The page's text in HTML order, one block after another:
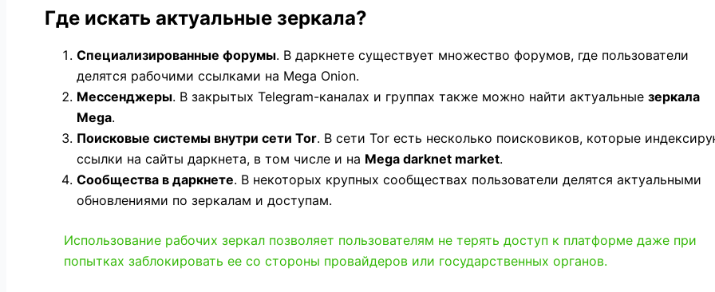
Где искать актуальные зеркала?
Специализированные форумы. В даркнете существует множество форумов, где пользователи
делятся рабочими ссылками на Mega Onion.
Мессенджеры. В закрытых Telegram-каналах и группах также можно найти актуальные зеркала
Mega.
Поисковые системы внутри сети Tor. В сети Tor есть несколько поисковиков, которые
ссылки на сайты даркнета, в том числе и на Mega darknet market.
Сообщества в даркнете. В некоторых крупных сообществах пользователи делятся актуальными
обновлениями по зеркалам и доступам.
Использование рабочих зеркал позволяет пользователям не терять доступ к платформе даже при
попытках заблокировать ее со стороны провайдеров или государственных органов.